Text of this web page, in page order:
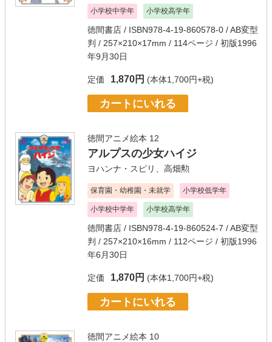
小学校中学年 小学校高学年
徳間書店 / ISBN978-4-19-860578-0 / AB変型
判 / 257×210×17mm / 114ページ / 初版1996
年9月30日
定価 1,870円 (本体1,700円+税)
カートにいれる
徳間アニメ絵本 12
アルプスの少女ハイジ
ヨハンナ・スピリ 高畑勲
保育園・幼稚園・未就学 小学校低学年
小学校中学年 小学校高学年
徳間書店 / ISBN978-4-19-860524-7 / AB変型
判 / 257×210×16mm / 112ページ / 初版1996
年6月30日
定価 1,870円 (本体1,700円+税)
カートにいれる
徳間アニメ絵本 10